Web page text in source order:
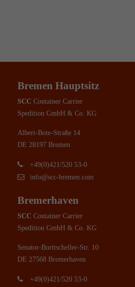
Bremen Hauptsitz
SCC Container Carrier
Spedition GmbH & Co. KG
Albert-Bote-Straße 14
DE 28197 Bremen
+49(0)421/520 53-0
info@scc-bremen.com
Bremerhaven
SCC Container Carrier
Spedition GmbH & Co. KG
Senator-Borttscheller-Str. 10
DE 27568 Bremerhaven
+49(0)421/520 53-0